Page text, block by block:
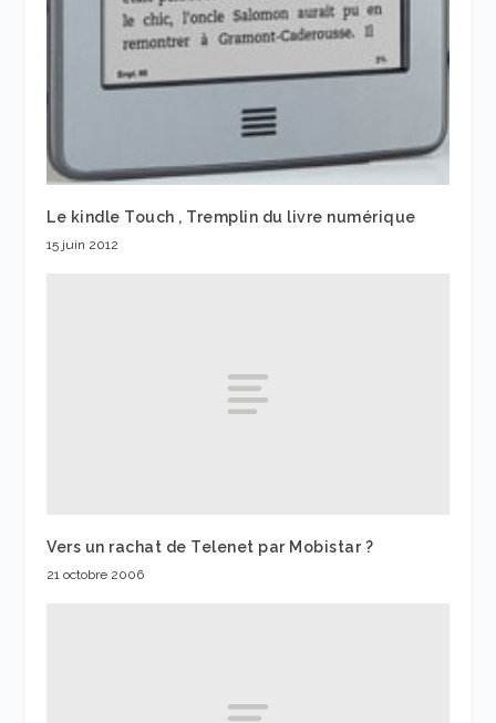
Le kindle Touch , Tremplin du livre numérique
15 juin 2012
Vers un rachat de Telenet par Mobistar ?
21 octobre 2006